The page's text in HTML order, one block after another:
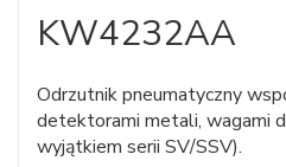
KW4232AA
Odrzutnik pneumatyczny
detektorami metali, wagami
wyjątkiem serii SV/SSV).